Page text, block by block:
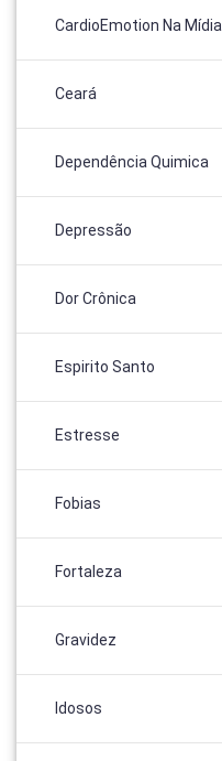
CardioEmotion Na Mídia
Ceará
Dependência Quimica
Depressão
Dor Crônica
Espirito Santo
Estresse
Fobias
Fortaleza
Gravidez
Idosos